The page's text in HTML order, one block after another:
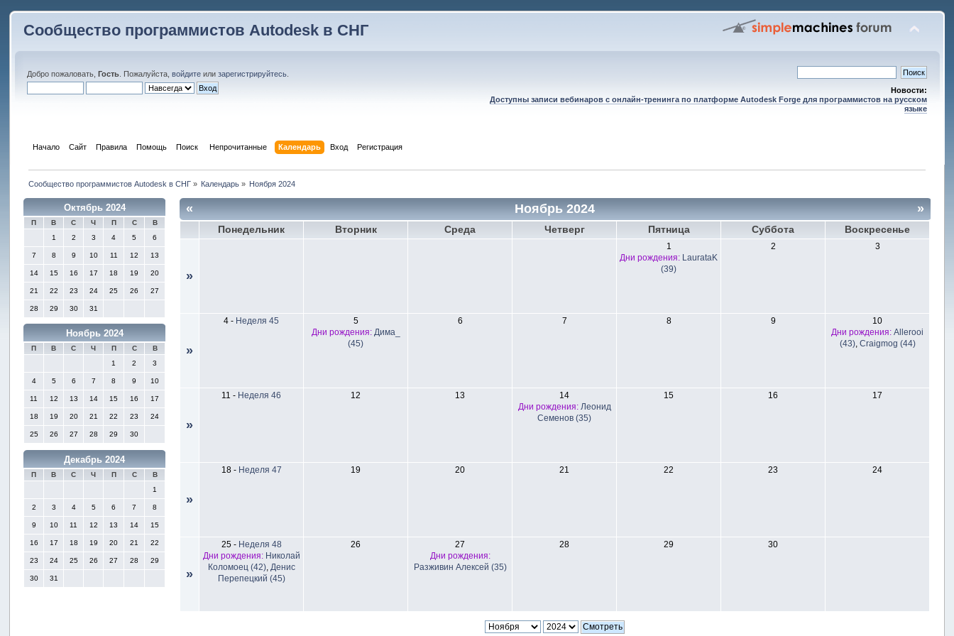
Сообщество программистов Autodesk в СНГ
Добро пожаловать,Гость . Пожалуйста,войдите илизарегистрируйтесь
Новости:
Доступны записи вебинаров с онлайн-тренинга по платформе Autodesk Forge для программистов на русском
языке
Начало Сайт Правила Помощь Поиск Непрочитанные Календарь Вход Регистрация
Сообщество программистов Autodesk в СНГ» Календарь » Ноября 2024
Октябрь 2024
П В С Ч П С
В
1
2 3 4 5 6
7 8 9 10 11 12 13
14 15 16 17 18 19 20
21 22 23 24 25 26 27
28 29 30 31
Ноябрь 2024
П В С Ч П С
В
1
2 3
4 5 6 7 8 9 10
11 12 13 14 15 16 17
18 19 20 21 22 23 24
25 26 27 28 29 30
Декабрь 2024
П В С Ч П С
В
1
2 3 4 5 6 7 8
9 10 11 12 13 14 15
16 17 18 19 20 21 22
23 24 25 26 27 28 29
30 31
« »
Ноябрь 2024
Понедельник Вторник Среда Четверг Пятница Суббота Воскресенье
»
1
Дни рождения: LaurataK
(39)
2 3
»
4 - Неделя 45
5
Дни рождения: Дима_
(45)
6 7 8 9
10
Дни рождения: Allerooi
(43), Craigmog (44)
»
11 - Неделя 46 12 13
14
Дни рождения: Леонид
Семенов (35)
15 16 17
»
18- Неделя 47 19 20 21 22 23 24
»
25- Неделя 48
Дни рождения: Николай
Коломоец (42), Денис
Перепецкий (45)
26
27
Дни рождения:
Разживин Алексей (35)
28 29 30